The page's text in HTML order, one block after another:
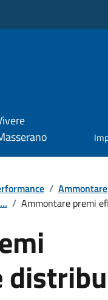
/
/ Ammontare premi